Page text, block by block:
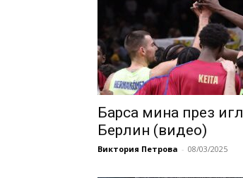
Барса мина през
Берлин (видео)
Виктория Петрова - 08/03/2025